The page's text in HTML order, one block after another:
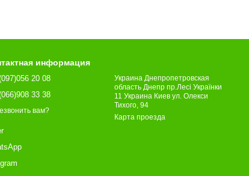
информация
20 08
33 38
вам?
Украина Днепропетровская
область Днепр пр.Лесі Українки
11 Украина Киев ул. Олекси
Тихого, 94
Карта проезда